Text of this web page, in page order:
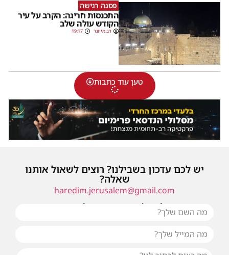
פסגה רגישה
התכנסות חריגה: הקרב על עיר
הקודש עולה שלב
דב אייזנר 19:17
טען עוד כתבות
יש לכם עדכון בשבילנו? רוצים לשאול אותנו
שאלה?
haredim.jerusalem@gmail.com
או שילחו אלינו פנייה ונחזור אליכם בהקדם